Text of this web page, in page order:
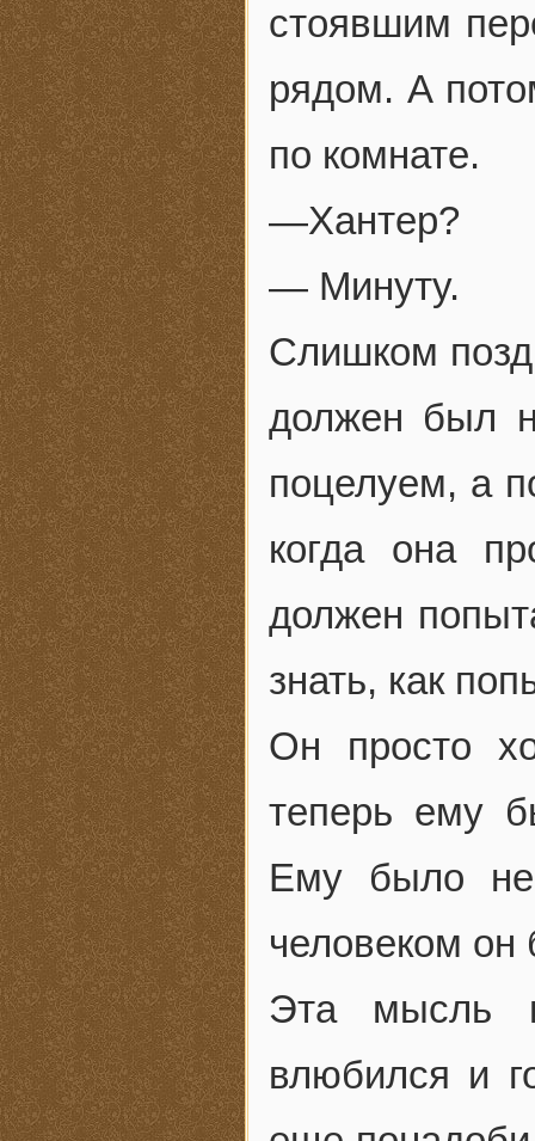
стоявшим
рядом. А
по комнате.
—Хантер?
— Минуту.
Слишком
должен был
поцелуем, а
когда она
должен
знать, как
Он просто
теперь ему
Ему было
человеком он
Эта мысль
влюбился и